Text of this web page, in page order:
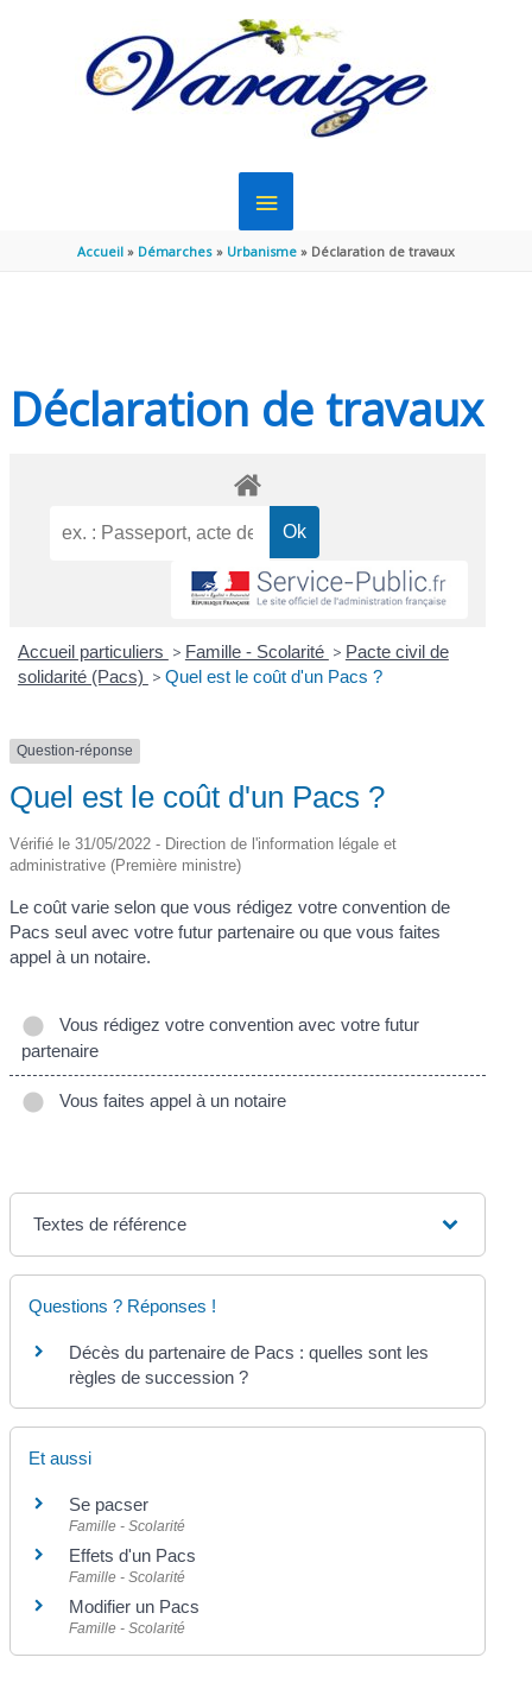
MENU
PRINCIPAL
Accueil Démarches Urbanisme Déclaration de travaux
Déclaration de travaux
Accueil particuliers > Famille - Scolarité > Pacte civil de
solidarité (Pacs) > Quel est le coût d'un Pacs ?
Question-réponse
Quel est le coût d'un Pacs ?
Vérifié le 31/05/2022 - Direction de l'information légale et
administrative (Première ministre)
Le coût varie selon que vous rédigez votre convention de
Pacs seul avec votre futur partenaire ou que vous faites
appel à un notaire.
Vous rédigez votre convention avec votre futur
partenaire
Vous faites appel à un notaire
Textes de référence
Questions ? Réponses !
Décès du partenaire de Pacs : quelles sont les
règles de succession ?
Et aussi
Se pacser
Famille - Scolarité
Effets d'un Pacs
Famille - Scolarité
Modifier un Pacs
Famille - Scolarité